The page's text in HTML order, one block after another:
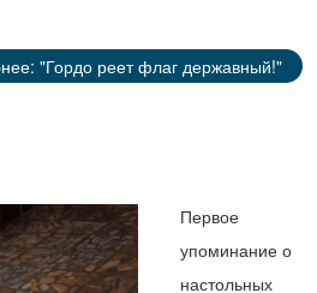
"Гордо реет флаг державный!"
Первое
упоминание о
настольных